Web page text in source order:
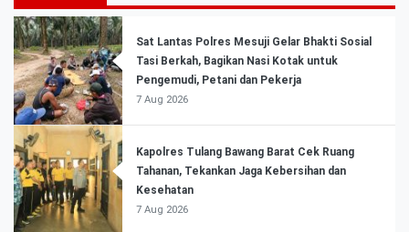
Sat Lantas Polres Mesuji Gelar Bhakti Sosial
Tasi Berkah, Bagikan Nasi Kotak untuk
Pengemudi, Petani dan Pekerja
7 Aug 2026
Kapolres Tulang Bawang Barat Cek Ruang
Tahanan, Tekankan Jaga Kebersihan dan
Kesehatan
7 Aug 2026